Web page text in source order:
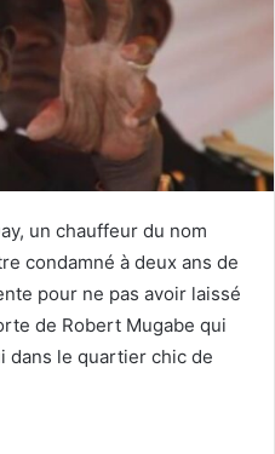
un chauffeur du nom
condamné à deux ans de
pour ne pas avoir laissé
de Robert Mugabe qui
dans le quartier chic de